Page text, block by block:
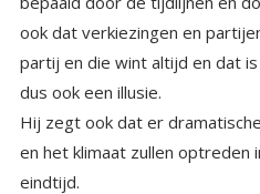
dus ook een illusie.
Hij zegt ook dat er
en het klimaat zullen
eindtijd.